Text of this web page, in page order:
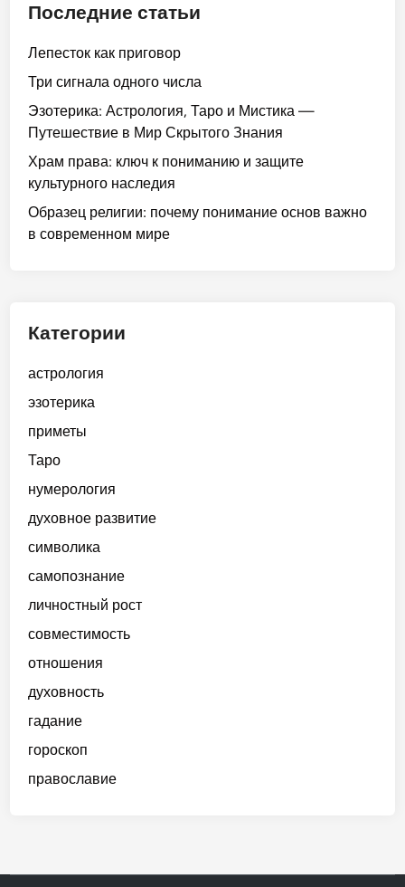
Последние статьи
Лепесток как приговор
Три сигнала одного числа
Эзотерика: Астрология, Таро и Мистика —
Путешествие в Мир Скрытого Знания
Храм права: ключ к пониманию и защите
культурного наследия
Образец религии: почему понимание основ важно
в современном мире
Категории
астрология
эзотерика
приметы
Таро
нумерология
духовное развитие
символика
самопознание
личностный рост
совместимость
отношения
духовность
гадание
гороскоп
православие